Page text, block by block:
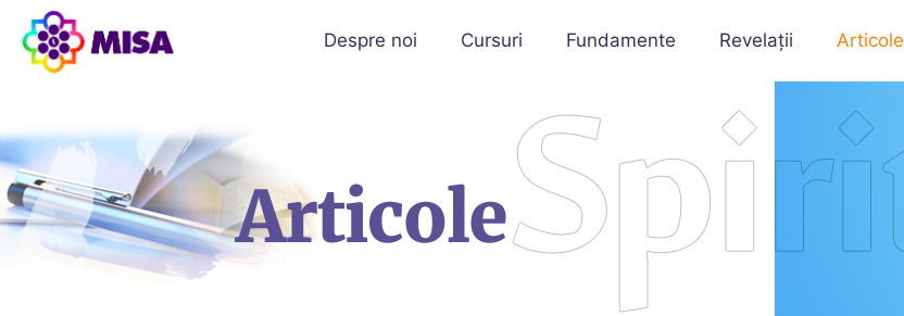
Despre noi Cursuri Fundamente Revelații Articole